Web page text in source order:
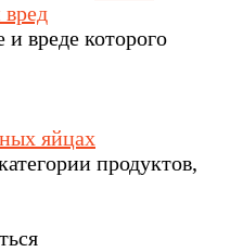
вреде которого
яйцах
продуктов,